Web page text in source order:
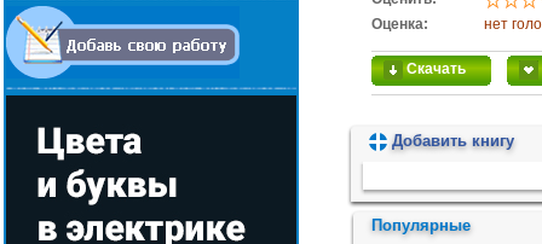
Оценка:
нет
Скачать
Добавить книгу
Популярные